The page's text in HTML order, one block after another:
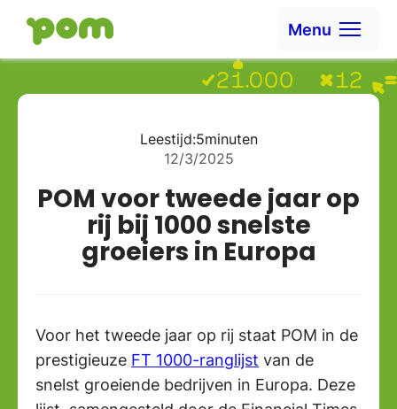
Ga naar Home
Menu
Leestijd:5minuten
12/3/2025
POM voor tweede jaar op
rij bij 1000 snelste
groeiers in Europa
Voor het tweede jaar op rij staat POM in de
prestigieuze FT 1000-ranglijst van de
snelst groeiende bedrijven in Europa. Deze